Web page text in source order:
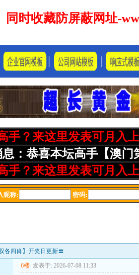
各四肖】开奖日更新〓
6楼 发表于: 2026-07-08 11:33